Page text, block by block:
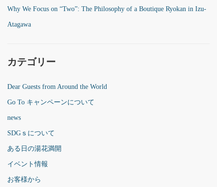
Why We Focus on “Two”: The Philosophy of a Boutique Ryokan in Izu-
Atagawa
カテゴリー
Dear Guests from Around the World
Go To キャンペーンについて
news
SDGｓについて
ある日の湯花満開
イベント情報
お客様から